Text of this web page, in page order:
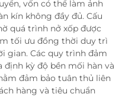
vốn có thể làm ảnh
kín không đầy đủ. Cấu
quá trình nở xốp được
tối ưu đồng thời duy trì
gian. Các quy trình đảm
kỳ độ bền mối hàn và
đảm bảo tuân thủ liên
hàng và tiêu chuẩn